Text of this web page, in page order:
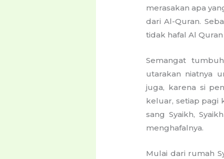
merasakan apa
dari Al-Quran.
tidak hafal Al
Semangat
utarakan niatnya
juga, karena si
keluar, setiap pagi
sang Syaikh,
menghafalnya.
Mulai dari rumah